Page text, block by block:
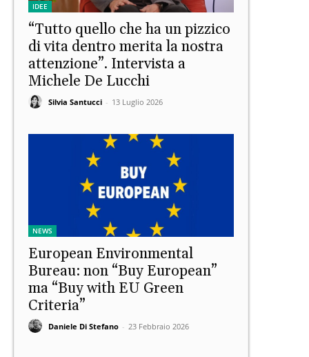
IDEE
“Tutto quello che ha un pizzico
di vita dentro merita la nostra
attenzione”. Intervista a
Michele De Lucchi
Silvia Santucci - 13 Luglio 2026
NEWS
European Environmental
Bureau: non “Buy European”
ma “Buy with EU Green
Criteria”
Daniele Di Stefano - 23 Febbraio 2026